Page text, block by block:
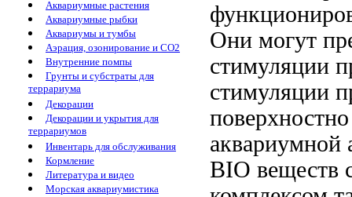
Аквариумные растения
Аквариумные рыбки
Аквариумы и тумбы
Аэрация, озонирование и CO2
Внутренние помпы
Грунты и субстраты для
террариума
Декорации
Декорации и укрытия для
террариумов
Инвентарь для обслуживания
Кормление
Литература и видео
Морская аквариумистика
Они могут
стимуляции
стимуляции
аквариумной
BIO веществ